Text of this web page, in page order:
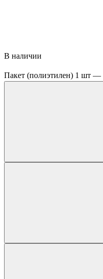
В наличии
Пакет (полиэтилен) 1 шт —